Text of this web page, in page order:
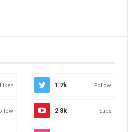
Likes 1.7k Follow
2.8k Subs